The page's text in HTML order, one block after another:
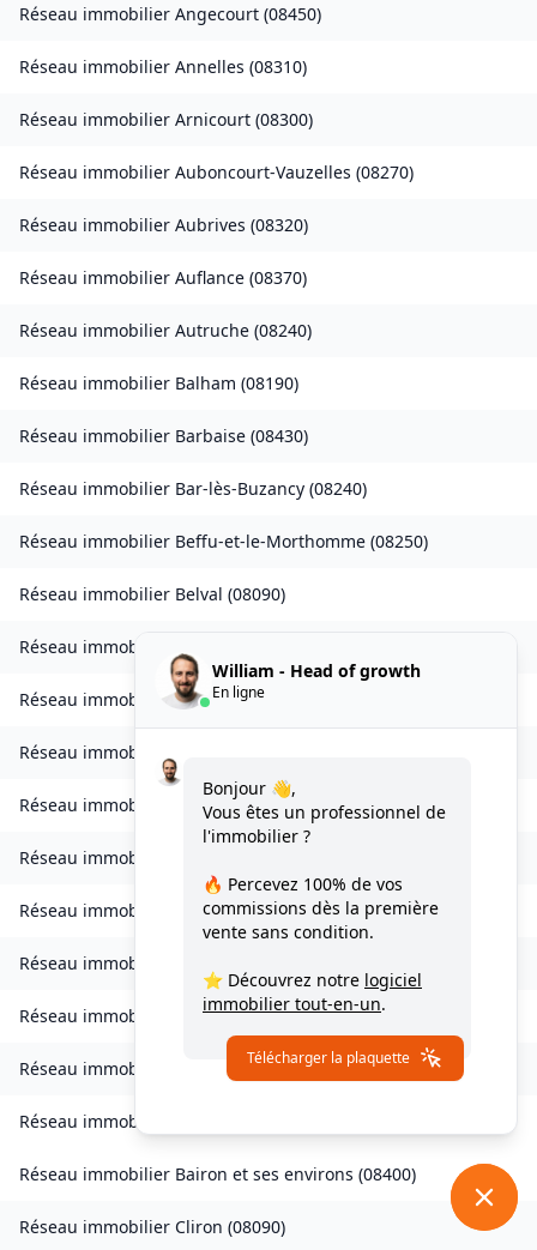
Réseau immobilier Angecourt (08450)
Réseau immobilier Annelles (08310)
Réseau immobilier Arnicourt (08300)
Réseau immobilier Auboncourt-Vauzelles (08270)
Réseau immobilier Aubrives (08320)
Réseau immobilier Auflance (08370)
Réseau immobilier Autruche (08240)
Réseau immobilier Balham (08190)
Réseau immobilier Barbaise (08430)
Réseau immobilier Bar-lès-Buzancy (08240)
Réseau immobilier Beffu-et-le-Morthomme (08250)
Réseau immobilier Belval (08090)
Réseau immobilier
Réseau immobilierBourcq (08400
Réseau immobilier
Réseau immobilier Brévilly( 08140)
Réseau immobilier
Réseau immobilier Chagny(08430)
Réseau immobilier
Réseau immobilier Chardeny(08400)
Réseau immobilier Chatel-Chéhéry(08250)
Réseau immobilier
Réseau immobilier Bairon et ses environs (08400)
Réseau immobilier Cliron (08090)
William - Head of growth
En ligne
Bonjour 👋,
Vous êtes un professionnel de
l'immobilier ?
🔥 Percevez 100% de vos
commissions dès la première
vente sans condition.
⭐ Découvrez notre logiciel
immobilier tout-en-un.
Télécharger la plaquette